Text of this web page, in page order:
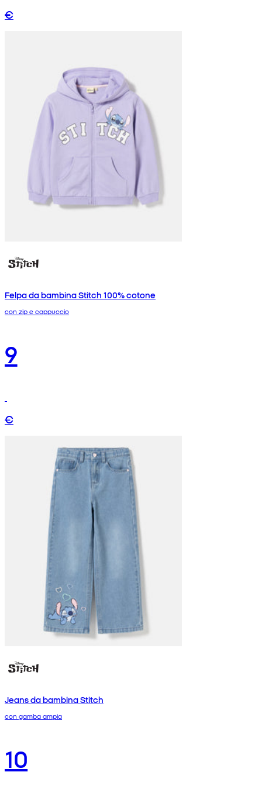
€
Felpa da bambina Stitch 100% cotone
con zip e cappuccio
9
€
Jeans da bambina Stitch
con gamba ampia
10